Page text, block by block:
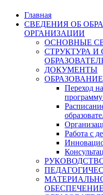
Главная
СВЕДЕНИЯ ОБ
ОРГАНИЗАЦИИ
ОСНОВНЫЕ
СТРУКТУРА И
ДОКУМЕНТЫ
ОБРАЗОВАНИЕ
Переход
Работа с